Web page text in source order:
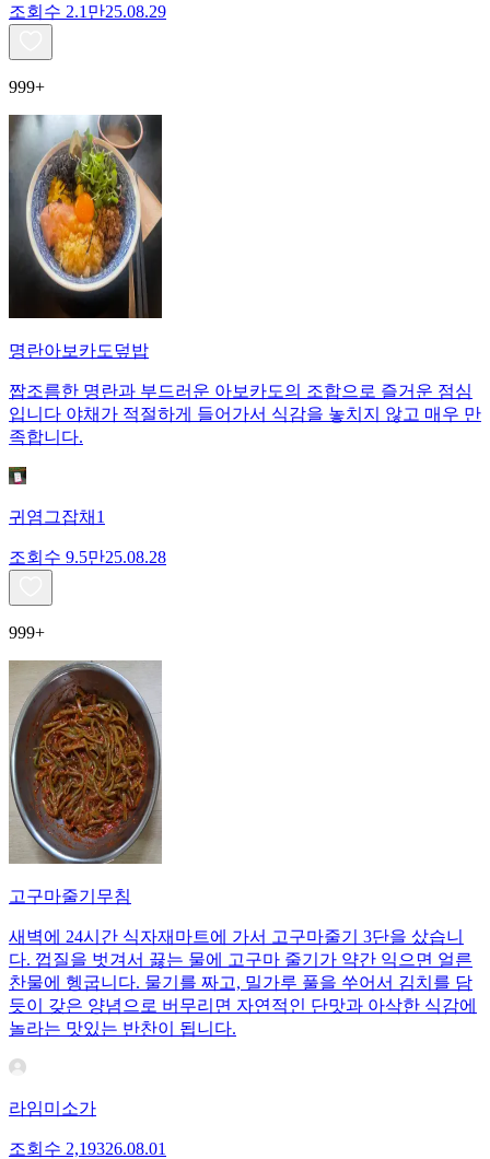
조회수 2.1만25.08.29
999+
명란아보카도덮밥
짭조름한 명란과 부드러운 아보카도의 조합으로 즐거운 점심
입니다 야채가 적절하게 들어가서 식감을 놓치지 않고 매우 만
족합니다.
귀염그잡채1
조회수 9.5만25.08.28
999+
고구마줄기무침
새벽에 24시간 식자재마트에 가서 고구마줄기 3단을 샀습니
다. 껍질을 벗겨서 끓는 물에 고구마 줄기가 약간 익으면 얼른
찬물에 헹굽니다. 물기를 짜고, 밀가루 풀을 쑤어서 김치를 담
듯이 갖은 양념으로 버무리면 자연적인 단맛과 아삭한 식감에
놀라는 맛있는 반찬이 됩니다.
라임미소가
조회수 2,19326.08.01